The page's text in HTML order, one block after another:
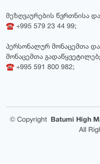
მეზღვაურების წვრთნისა
☎ +995 579 23 44 99;
პერსონალურ მონაცემთა
მონაცემთა
☎ +995 591 800 982;
© Copyright
Batumi High
All